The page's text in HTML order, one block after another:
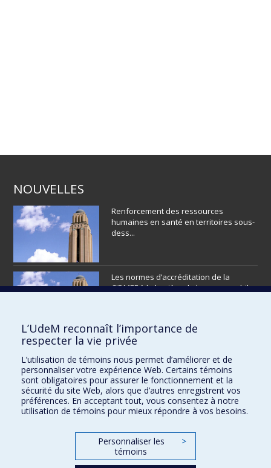
NOUVELLES
Renforcement des ressources
humaines en santé en territoires sous-
dess...
Les normes d’accréditation de la
CIDMEF à la lumière de la responsabil...
L’éditorial
L’UdeM reconnaît l’importance de
respecter la vie privée
L’utilisation de témoins nous permet d’améliorer et de
personnaliser votre expérience Web. Certains témoins
sont obligatoires pour assurer le fonctionnement et la
sécurité du site Web, alors que d’autres enregistrent vos
préférences. En acceptant tout, vous consentez à notre
utilisation de témoins pour mieux répondre à vos besoins.
Personnaliser les
témoins
>